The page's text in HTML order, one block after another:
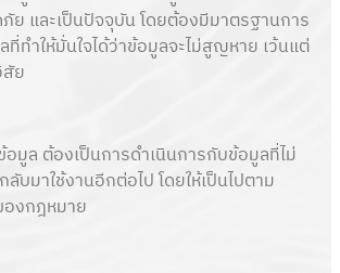
ย และเป็นปัจจุบัน โดยต้องมีมาตรฐานการ
ทำให้มั่นใจได้ว่าข้อมูลจะไม่สูญหาย เว้นแต่
ย
อมูล ต้องเป็นการดำเนินการกับข้อมูลที่ไม่
บมาใช้งานอีกต่อไป โดยให้เป็นไปตาม
งกฎหมาย